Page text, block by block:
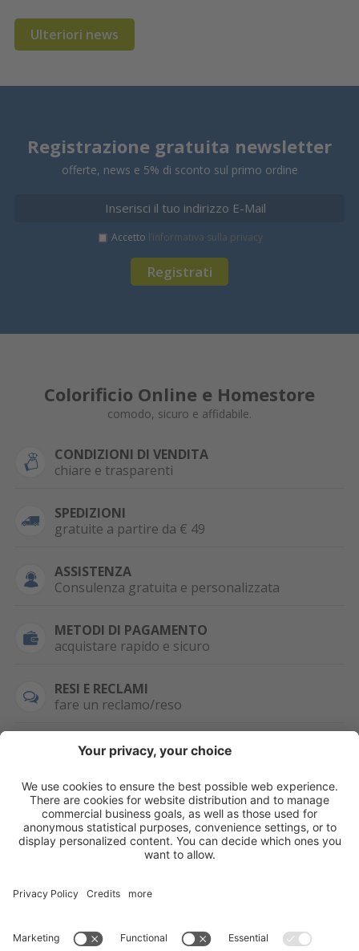
Ulteriori news
Registrazione gratuita newsletter
offerte, news e 5% di sconto sul primo ordine
Registrati
Accetto l’informativa sulla privacy
Colorificio Online e Homestore
comodo, sicuro e affidabile.
CONDIZIONI DI VENDITA
chiare e trasparenti
SPEDIZIONI
gratuite a partire da € 49
ASSISTENZA
Consulenza gratuita e personalizzata
METODI DI PAGAMENTO
acquistare rapido e sicuro
RESI E RECLAMI
fare un reclamo/reso
SEMPRE DISPONIBILE
0471 506798
WHATSAPP
+39 376 2951129
HAI LA PARTITA
IVA?
Per ordini, offerte,
prezzi speciali e
ulteriori articoli